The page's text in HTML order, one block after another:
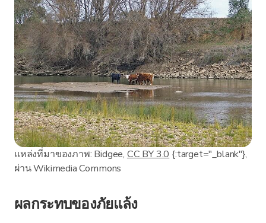
แหล่งที่มาของภาพ: Bidgee, CC BY 3.0 {:target="_blank"},
ผ่าน Wikimedia Commons
ผลกระทบของภัยแล้ง